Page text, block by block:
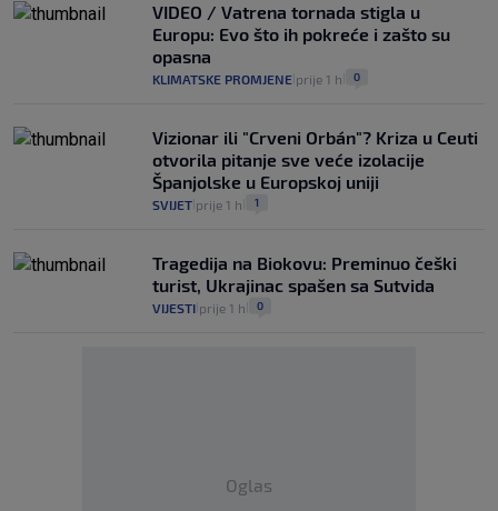
VIDEO / Vatrena tornada stigla u
Europu: Evo što ih pokreće i zašto su
opasna
KLIMATSKE PROMJENE prije 1 h 0
Vizionar ili "Crveni Orbán"? Kriza u Ceuti
otvorila pitanje sve veće izolacije
Španjolske u Europskoj uniji
SVIJET prije 1 h 1
Tragedija na Biokovu: Preminuo češki
turist, Ukrajinac spašen sa Sutvida
VIJESTI prije 1 h 0
Oglas